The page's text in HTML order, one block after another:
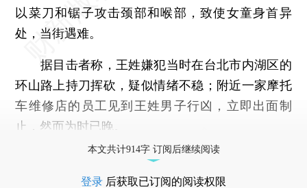
以菜刀和锯子攻击颈部和喉部，致使女童身首异
处，当街遇难。
据目击者称，王姓嫌犯当时在台北市内湖区的
环山路上持刀挥砍，疑似情绪不稳；附近一家摩托
车维修店的员工见到王姓男子行凶，立即出面制
止，然而为时已晚。
本文共计914字 订阅后继续阅读
登录 后获取已订阅的阅读权限